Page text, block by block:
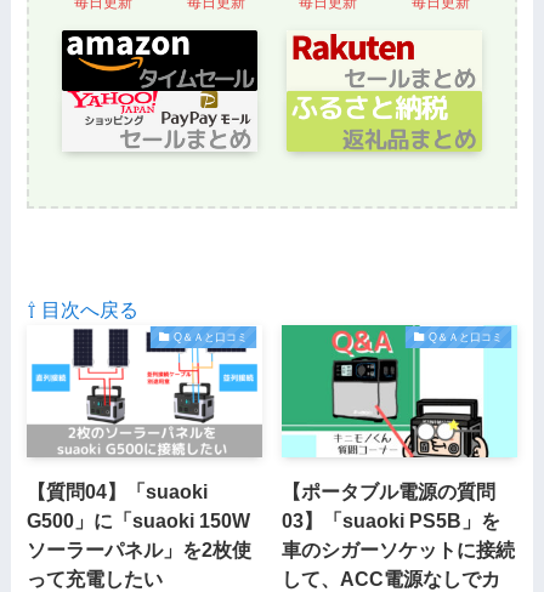
⇧ 目次へ戻る
Q＆Ａと口コミ
【質問04】「suaoki
G500」に「suaoki 150W
ソーラーパネル」を2枚使
って充電したい
Q＆Ａと口コミ
【ポータブル電源の質問
03】「suaoki PS5B」を
車のシガーソケットに接続
して、ACC電源なしでカ